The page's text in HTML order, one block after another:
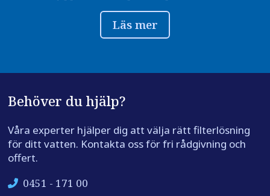
Läs mer
Behöver du hjälp?
Våra experter hjälper dig att välja rätt filterlösning
för ditt vatten. Kontakta oss för fri rådgivning och
offert.
0451 - 171 00